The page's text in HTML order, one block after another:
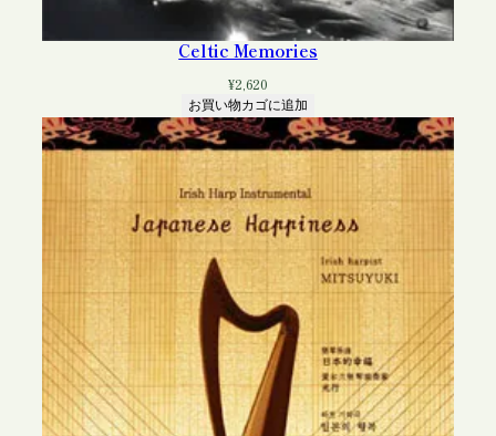
Celtic Memories
¥2,620
お買い物カゴに追加